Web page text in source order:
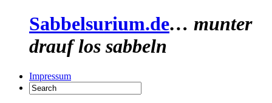
Sabbelsurium.de… munter
drauf los sabbeln
Impressum